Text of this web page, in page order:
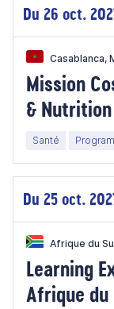
Du 26 oct.
Casablanca,
Mission
&
Santé
Du 25 oct.
Afrique du
Learning
Afrique